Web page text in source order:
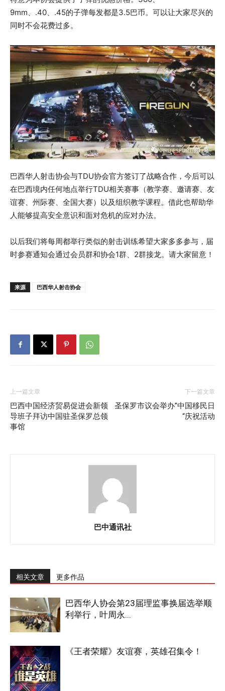
9mm、.40、.45的子弹每发都是3.5巴币。可以让大家尽兴的
同时不会花费过多。
巴西华人射击协会与TDU协会官方签订了战略合作，今后可以
在巴西境内任何地点举行TDU相关赛事（教学赛、邀请赛、友
谊赛、州际赛、全国大赛）以及组织教学课程。借此也帮助华
人能够提高安全意识和面对危机的应对办法。
以后我们将每周都举行类似的射击训练希望大家多多参与，届
时参赛通知会通过会员群和协会1群、2群接龙。请大家留意！
来源 巴西华人射击协会
上一篇文章
巴西中国经济贸易促进会新领
导班子拜访中国驻圣保罗总领
事馆
下一篇文章
圣保罗市议会举办”中国移民日
“庆祝活动
巴中通讯社
相关文章 更多作品
巴西华人协会第23届理监事换届选举顺
利举行，叶周永...
《王者荣耀》友谊赛，英雄召集令！